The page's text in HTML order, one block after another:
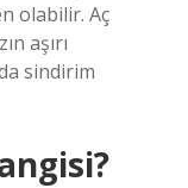
olabilir. Aç
aşırı
sindirim